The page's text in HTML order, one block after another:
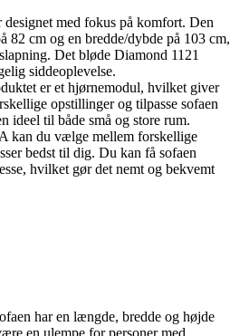
designet med fokus på komfort. Den
82 cm og en bredde/dybde på 103 cm,
Det bløde Diamond 1121
siddeoplevelse.
er et hjørnemodul, hvilket giver
opstillinger og tilpasse sofaen
ideel til både små og store rum.
kan du vælge mellem forskellige
bedst til dig. Du kan få sofaen
hvilket gør det nemt og bekvemt
har en længde, bredde og højde
en ulempe for personer med